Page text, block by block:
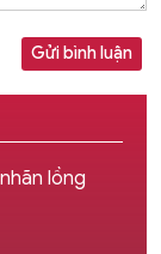
Gửi bình luận
lồng